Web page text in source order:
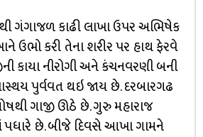
ગંગાજળ કાઢી લાખા ઉપર અભિષેક
ઉભો કરી તેના શરીર પર હાથ ફેરવે
કાયા નીરોગી અને કંચનવરણી બની
પુર્વવત થઇ જાય છે. દરબારગઢ
ગાજી ઊઠે છે. ગુરુ મહારાજ
પધારે છે. બીજે દિવસે આખા ગામને